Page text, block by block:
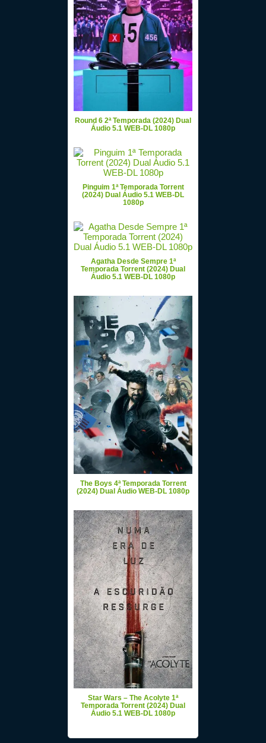
Round 6 2ª Temporada (2024) Dual
Áudio 5.1 WEB-DL 1080p
Pinguim 1ª Temporada Torrent
(2024) Dual Áudio 5.1 WEB-DL
1080p
Agatha Desde Sempre 1ª
Temporada Torrent (2024) Dual
Áudio 5.1 WEB-DL 1080p
The Boys 4ª Temporada Torrent
(2024) Dual Áudio WEB-DL 1080p
Star Wars – The Acolyte 1ª
Temporada Torrent (2024) Dual
Áudio 5.1 WEB-DL 1080p